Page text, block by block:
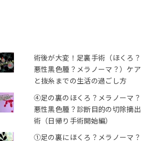
術後が大変！足裏手術（ほくろ？
悪性黒色腫？メラノーマ？）ケア
と抜糸までの生活の過ごし方
④足の裏のほくろ？メラノーマ？
悪性黒色腫？診断目的の切除摘出
術（日帰り手術開始編）
①足の裏にほくろ？メラノーマ？